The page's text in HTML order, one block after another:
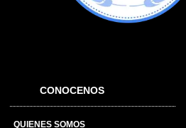
CONOCENOS
QUIENES SOMOS